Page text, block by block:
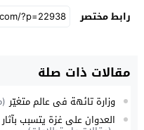
رابط مختصر
مقالات ذات صلة
وزارة تائهة في عالم متغيّر
العدوان على غزة يتسبب